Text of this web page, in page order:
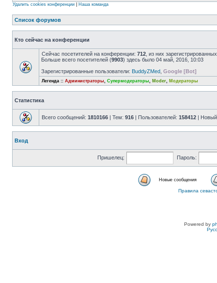
Удалить cookies конференции Наша команда
Список форумов
Кто сейчас на конференции
Сейчас посетителей на конференции: 712 , из них
Больше всего посетителей (9903) здесь было 04 май, 2016, 10:03
Зарегистрированные пользователи: BuddyZMed Google [Bot]
Легенда :: Администраторы, Супермодераторы, Moder, Модераторы
Статистика
Всего сообщений: 1810166 | Тем: 916 | Пользователей: 158412 |
Вход
Пришелец: Пароль:
Новые сообщения
Правила
Powered by